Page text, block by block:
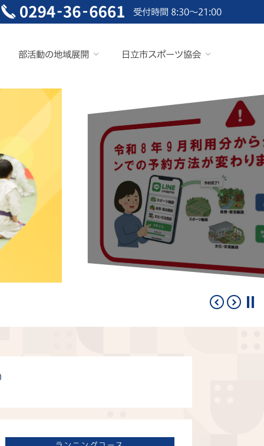
受付時間 8:30～21:00
部活動の地域展開 日立市スポーツ協会